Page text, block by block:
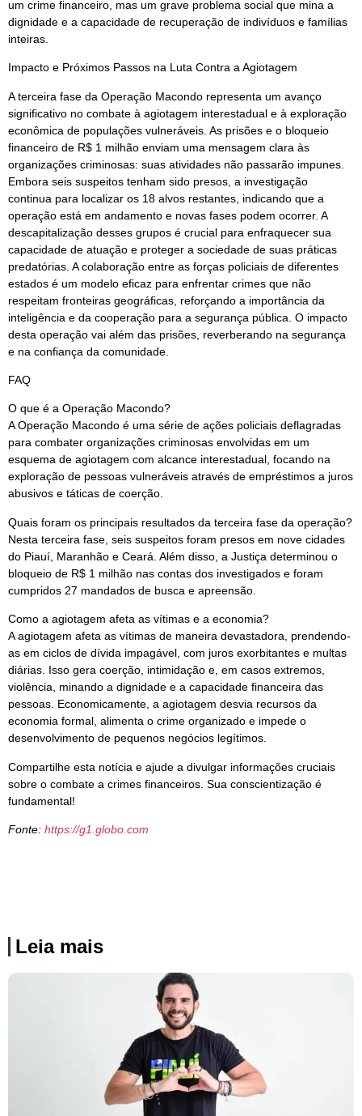
um crime financeiro, mas um grave problema social que mina a
dignidade e a capacidade de recuperação de indivíduos e famílias
inteiras.
Impacto e Próximos Passos na Luta Contra a Agiotagem
A terceira fase da Operação Macondo representa um avanço
significativo no combate à agiotagem interestadual e à exploração
econômica de populações vulneráveis. As prisões e o bloqueio
financeiro de R$ 1 milhão enviam uma mensagem clara às
organizações criminosas: suas atividades não passarão impunes.
Embora seis suspeitos tenham sido presos, a investigação
continua para localizar os 18 alvos restantes, indicando que a
operação está em andamento e novas fases podem ocorrer. A
descapitalização desses grupos é crucial para enfraquecer sua
capacidade de atuação e proteger a sociedade de suas práticas
predatórias. A colaboração entre as forças policiais de diferentes
estados é um modelo eficaz para enfrentar crimes que não
respeitam fronteiras geográficas, reforçando a importância da
inteligência e da cooperação para a segurança pública. O impacto
desta operação vai além das prisões, reverberando na segurança
e na confiança da comunidade.
FAQ
O que é a Operação Macondo?
A Operação Macondo é uma série de ações policiais deflagradas
para combater organizações criminosas envolvidas em um
esquema de agiotagem com alcance interestadual, focando na
exploração de pessoas vulneráveis através de empréstimos a juros
abusivos e táticas de coerção.
Quais foram os principais resultados da terceira fase da operação?
Nesta terceira fase, seis suspeitos foram presos em nove cidades
do Piauí, Maranhão e Ceará. Além disso, a Justiça determinou o
bloqueio de R$ 1 milhão nas contas dos investigados e foram
cumpridos 27 mandados de busca e apreensão.
Como a agiotagem afeta as vítimas e a economia?
A agiotagem afeta as vítimas de maneira devastadora, prendendo-
as em ciclos de dívida impagável, com juros exorbitantes e multas
diárias. Isso gera coerção, intimidação e, em casos extremos,
violência, minando a dignidade e a capacidade financeira das
pessoas. Economicamente, a agiotagem desvia recursos da
economia formal, alimenta o crime organizado e impede o
desenvolvimento de pequenos negócios legítimos.
Compartilhe esta notícia e ajude a divulgar informações cruciais
sobre o combate a crimes financeiros. Sua conscientização é
fundamental!
Fonte: https://g1.globo.com
Leia mais